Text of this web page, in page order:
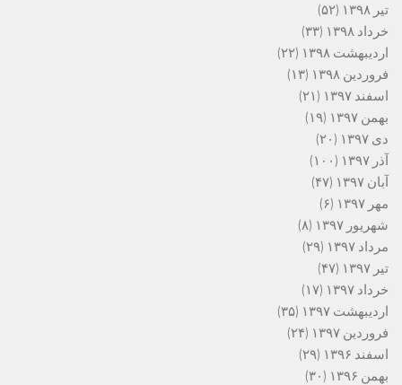
تیر ۱۳۹۸
(۵۲)
خرداد ۱۳۹۸
(۳۳)
اردیبهشت ۱۳۹۸
(۲۲)
فروردین ۱۳۹۸
(۱۳)
اسفند ۱۳۹۷
(۲۱)
بهمن ۱۳۹۷
(۱۹)
دی ۱۳۹۷
(۲۰)
آذر ۱۳۹۷
(۱۰۰)
آبان ۱۳۹۷
(۴۷)
مهر ۱۳۹۷
(۶)
شهریور ۱۳۹۷
(۸)
مرداد ۱۳۹۷
(۲۹)
تیر ۱۳۹۷
(۴۷)
خرداد ۱۳۹۷
(۱۷)
اردیبهشت ۱۳۹۷
(۳۵)
فروردین ۱۳۹۷
(۲۴)
اسفند ۱۳۹۶
(۲۹)
بهمن ۱۳۹۶
(۳۰)